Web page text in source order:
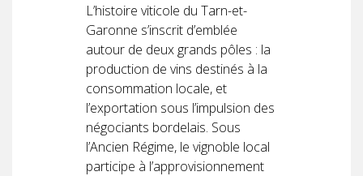
L’histoire viticole du Tarn-et-
Garonne s’inscrit d’emblée
autour de deux grands pôles : la
production de vins destinés à la
consommation locale, et
l’exportation sous l’impulsion des
négociants bordelais. Sous
l’Ancien Régime, le vignoble local
participe à l’approvisionnement